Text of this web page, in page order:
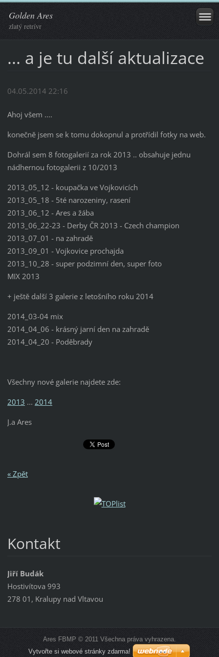
Golden Ares
zlatý retrívr
... a je tu další aktualizace
04.05.2014 22:16
Ahoj všem ....
konečně jsem se k tomu dokopnul a protřídil fotky na web.
Dohrál sem 8 fotogalerií za rok 2013 .. obsahuje jednu
nádhernou fotogalerii z 10/2013
2013_05_12 - koupačka ve Vojkovicích
2013_05_18 - 5té narozeniny, rasení
2013_06_12 - Ares a žába
2013_06_22-23 - Derby ČR 2013 - Czech champion
2013_07_01 - na zahradě
2013_09_01 - Vojkovice prochajda
2013_10_28 - super podzimní den, super foto
MIX 2013
+ ještě další 3 galerie z letošního roku 2014
2014_03-04 mix
2014_04_06 - krásný jarní den na zahradě
2014_04_20 - Poděbrady
Všechny nové galerie najdete zde:
2013 ... 2014
J.a Ares
« Zpět
Kontakt
Jiří Budák
Hostivítova 993
278 01, Kralupy nad Vltavou
Ares FBMP © 2011 Všechna práva vyhrazena.
Vytvořte si webové stránky zdarma!